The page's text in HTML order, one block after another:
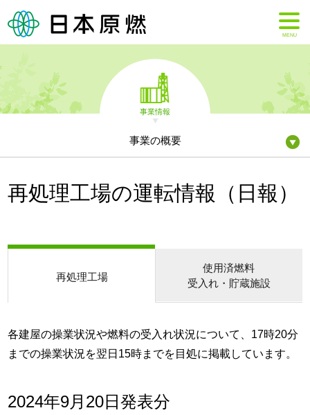
MENU
事業情報
事業の概要
再処理工場の運転情報（日報）
再処理工場
使用済燃料
受入れ・貯蔵施設
各建屋の操業状況や燃料の受入れ状況について、17時20分
までの操業状況を翌日15時までを目処に掲載しています。
2024年9月20日発表分